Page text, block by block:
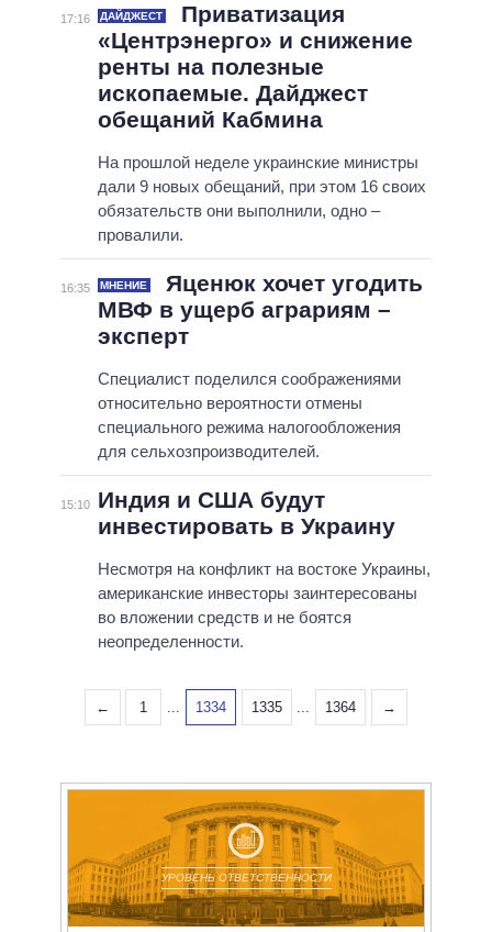
17:16 ДАЙДЖЕСТ
Приватизация
«Центрэнерго» и снижение
ренты на полезные
ископаемые. Дайджест
обещаний Кабмина
На прошлой неделе украинские министры
дали 9 новых обещаний, при этом 16 своих
обязательств они выполнили, одно –
провалили.
16:35 МНЕНИЕ
Яценюк хочет угодить
МВФ в ущерб аграриям –
эксперт
Специалист поделился соображениями
относительно вероятности отмены
специального режима налогообложения
для сельхозпроизводителей.
15:10
Индия и США будут
инвестировать в Украину
Несмотря на конфликт на востоке Украины,
американские инвесторы заинтересованы
во вложении средств и не боятся
неопределенности.
← 1 ... 1334 1335 ... 1364 →
УРОВЕНЬ ОТВЕТСТВЕННОСТИ